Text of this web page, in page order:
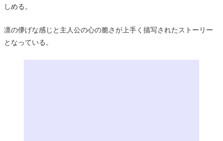
しめる。
凛の儚げな感じと主人公の心の脆さが上手く描写されたストーリー
となっている。